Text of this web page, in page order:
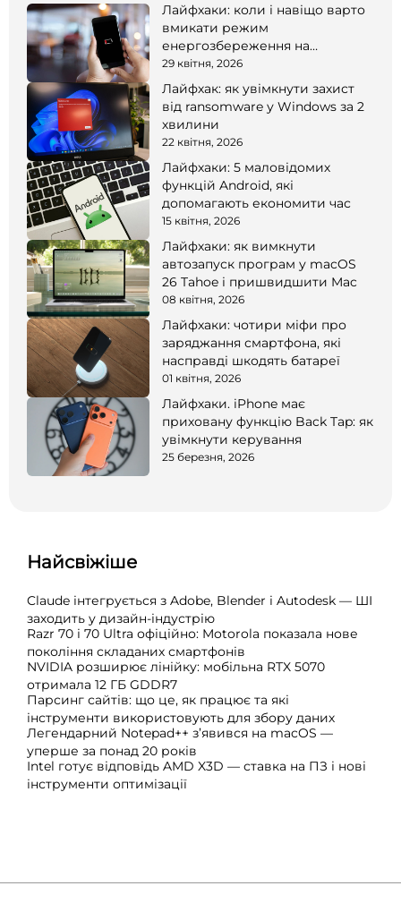
Лайфхаки: коли і навіщо варто
вмикати режим
енергозбереження на
смартфоні
29 квітня, 2026
Лайфхак: як увімкнути захист
від ransomware у Windows за 2
хвилини
22 квітня, 2026
Лайфхаки: 5 маловідомих
функцій Android, які
допомагають економити час
15 квітня, 2026
Лайфхаки: як вимкнути
автозапуск програм у macOS
26 Tahoe і пришвидшити Mac
08 квітня, 2026
Лайфхаки: чотири міфи про
заряджання смартфона, які
насправді шкодять батареї
01 квітня, 2026
Лайфхаки. iPhone має
приховану функцію Back Tap: як
увімкнути керування
25 березня, 2026
Найсвіжіше
Claude інтегрується з Adobe, Blender і Autodesk — ШІ
заходить у дизайн-індустрію
Razr 70 і 70 Ultra офіційно: Motorola показала нове
покоління складаних смартфонів
NVIDIA розширює лінійку: мобільна RTX 5070
отримала 12 ГБ GDDR7
Парсинг сайтів: що це, як працює та які
інструменти використовують для збору даних
Легендарний Notepad++ з’явився на macOS —
уперше за понад 20 років
Intel готує відповідь AMD X3D — ставка на ПЗ і нові
інструменти оптимізації